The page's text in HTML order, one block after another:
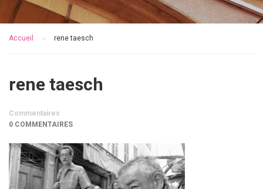
Accueil rene taesch
rene taesch
Commentaires
0 COMMENTAIRES